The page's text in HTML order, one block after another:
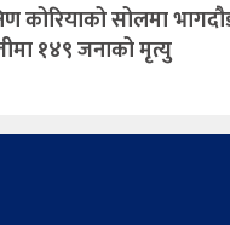
कोरियाको सोलमा
१४९ जनाको मृत्यु